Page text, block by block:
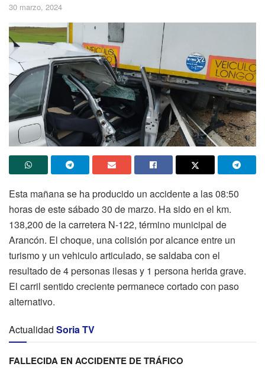
30 marzo, 2024
Esta mañana se ha producido un accidente a las 08:50
horas de este sábado 30 de marzo. Ha sido en el km.
138,200 de la carretera N-122, término municipal de
Arancón. El choque, una colisión por alcance entre un
turismo y un vehiculo articulado, se saldaba con el
resultado de 4 personas ilesas y 1 persona herida grave.
El carril sentido creciente permanece cortado con paso
alternativo.
Actualidad Soria TV
FALLECIDA EN ACCIDENTE DE TRÁFICO